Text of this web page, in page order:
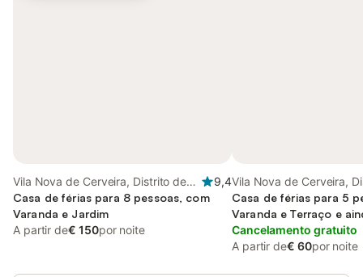
Vila Nova de Cerveira, Distrito de
Viana do Castelo
9,4
Casa de férias para 8 pessoas, com
Varanda e Jardim
A partir de€ 150por noite
Vila Nova de Cerveira,
Viana do Castelo
Casa de férias para 5
Varanda e Terraço e
Cancelamento gratuito
A partir de€ 60por noite